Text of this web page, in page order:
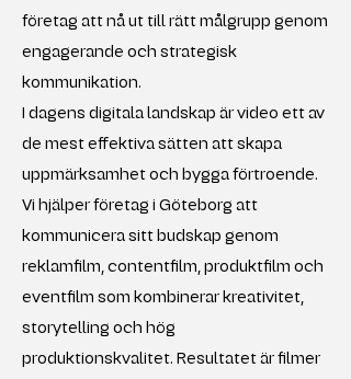
företag att nå ut till rätt målgrupp genom
engagerande och strategisk
kommunikation.
I dagens digitala landskap är video ett av
de mest effektiva sätten att skapa
uppmärksamhet och bygga förtroende.
Vi hjälper företag i Göteborg att
kommunicera sitt budskap genom
reklamfilm, contentfilm, produktfilm och
eventfilm som kombinerar kreativitet,
storytelling och hög
produktionskvalitet. Resultatet är filmer